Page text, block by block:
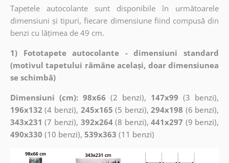
Tapetele autocolante sunt disponibile în următoarele
dimensiuni și tipuri, fiecare dimensiune fiind compusă din
benzi cu lățimea de 49 cm.
1) Fototapete autocolante - dimensiuni standard
(motivul tapetului rămâne același, doar dimensiunea
se schimbă)
Dimensiuni (cm): 98x66 (2 benzi), 147x99 (3 benzi),
196x132 (4 benzi), 245x165 (5 benzi),294x198 (6 benzi),
343x231 (7 benzi), 392x264(8 benzi),441x297 (9 benzi),
490x330 (10 benzi), 539x363 (11 benzi)